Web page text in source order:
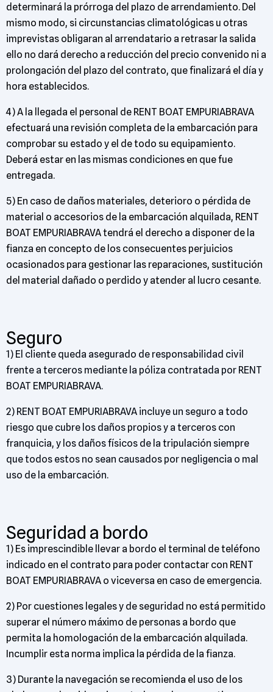
determinará la prórroga del plazo de arrendamiento. Del
mismo modo, si circunstancias climatológicas u otras
imprevistas obligaran al arrendatario a retrasar la salida
ello no dará derecho a reducción del precio convenido ni a
prolongación del plazo del contrato, que finalizará el día y
hora establecidos.
4) A la llegada el personal de RENT BOAT EMPURIABRAVA
efectuará una revisión completa de la embarcación para
comprobar su estado y el de todo su equipamiento.
Deberá estar en las mismas condiciones en que fue
entregada.
5) En caso de daños materiales, deterioro o pérdida de
material o accesorios de la embarcación alquilada, RENT
BOAT EMPURIABRAVA tendrá el derecho a disponer de la
fianza en concepto de los consecuentes perjuicios
ocasionados para gestionar las reparaciones, sustitución
del material dañado o perdido y atender al lucro cesante.
Seguro
1) El cliente queda asegurado de responsabilidad civil
frente a terceros mediante la póliza contratada por RENT
BOAT EMPURIABRAVA.
2) RENT BOAT EMPURIABRAVA incluye un seguro a todo
riesgo que cubre los daños propios y a terceros con
franquicia, y los daños físicos de la tripulación siempre
que todos estos no sean causados por negligencia o mal
uso de la embarcación.
Seguridad a bordo
1) Es imprescindible llevar a bordo el terminal de teléfono
indicado en el contrato para poder contactar con RENT
BOAT EMPURIABRAVA o viceversa en caso de emergencia.
2) Por cuestiones legales y de seguridad no está permitido
superar el número máximo de personas a bordo que
permita la homologación de la embarcación alquilada.
Incumplir esta norma implica la pérdida de la fianza.
3) Durante la navegación se recomienda el uso de los